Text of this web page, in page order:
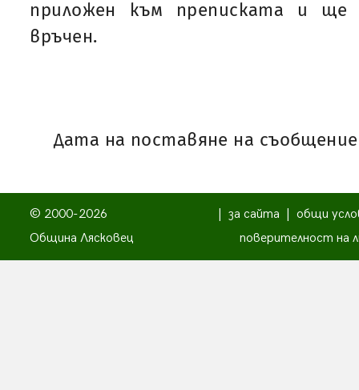
приложен към преписката и ще
връчен.
Дата на поставяне на
© 2000-2026
Община Лясковец
за сайта
общи
поверителност на